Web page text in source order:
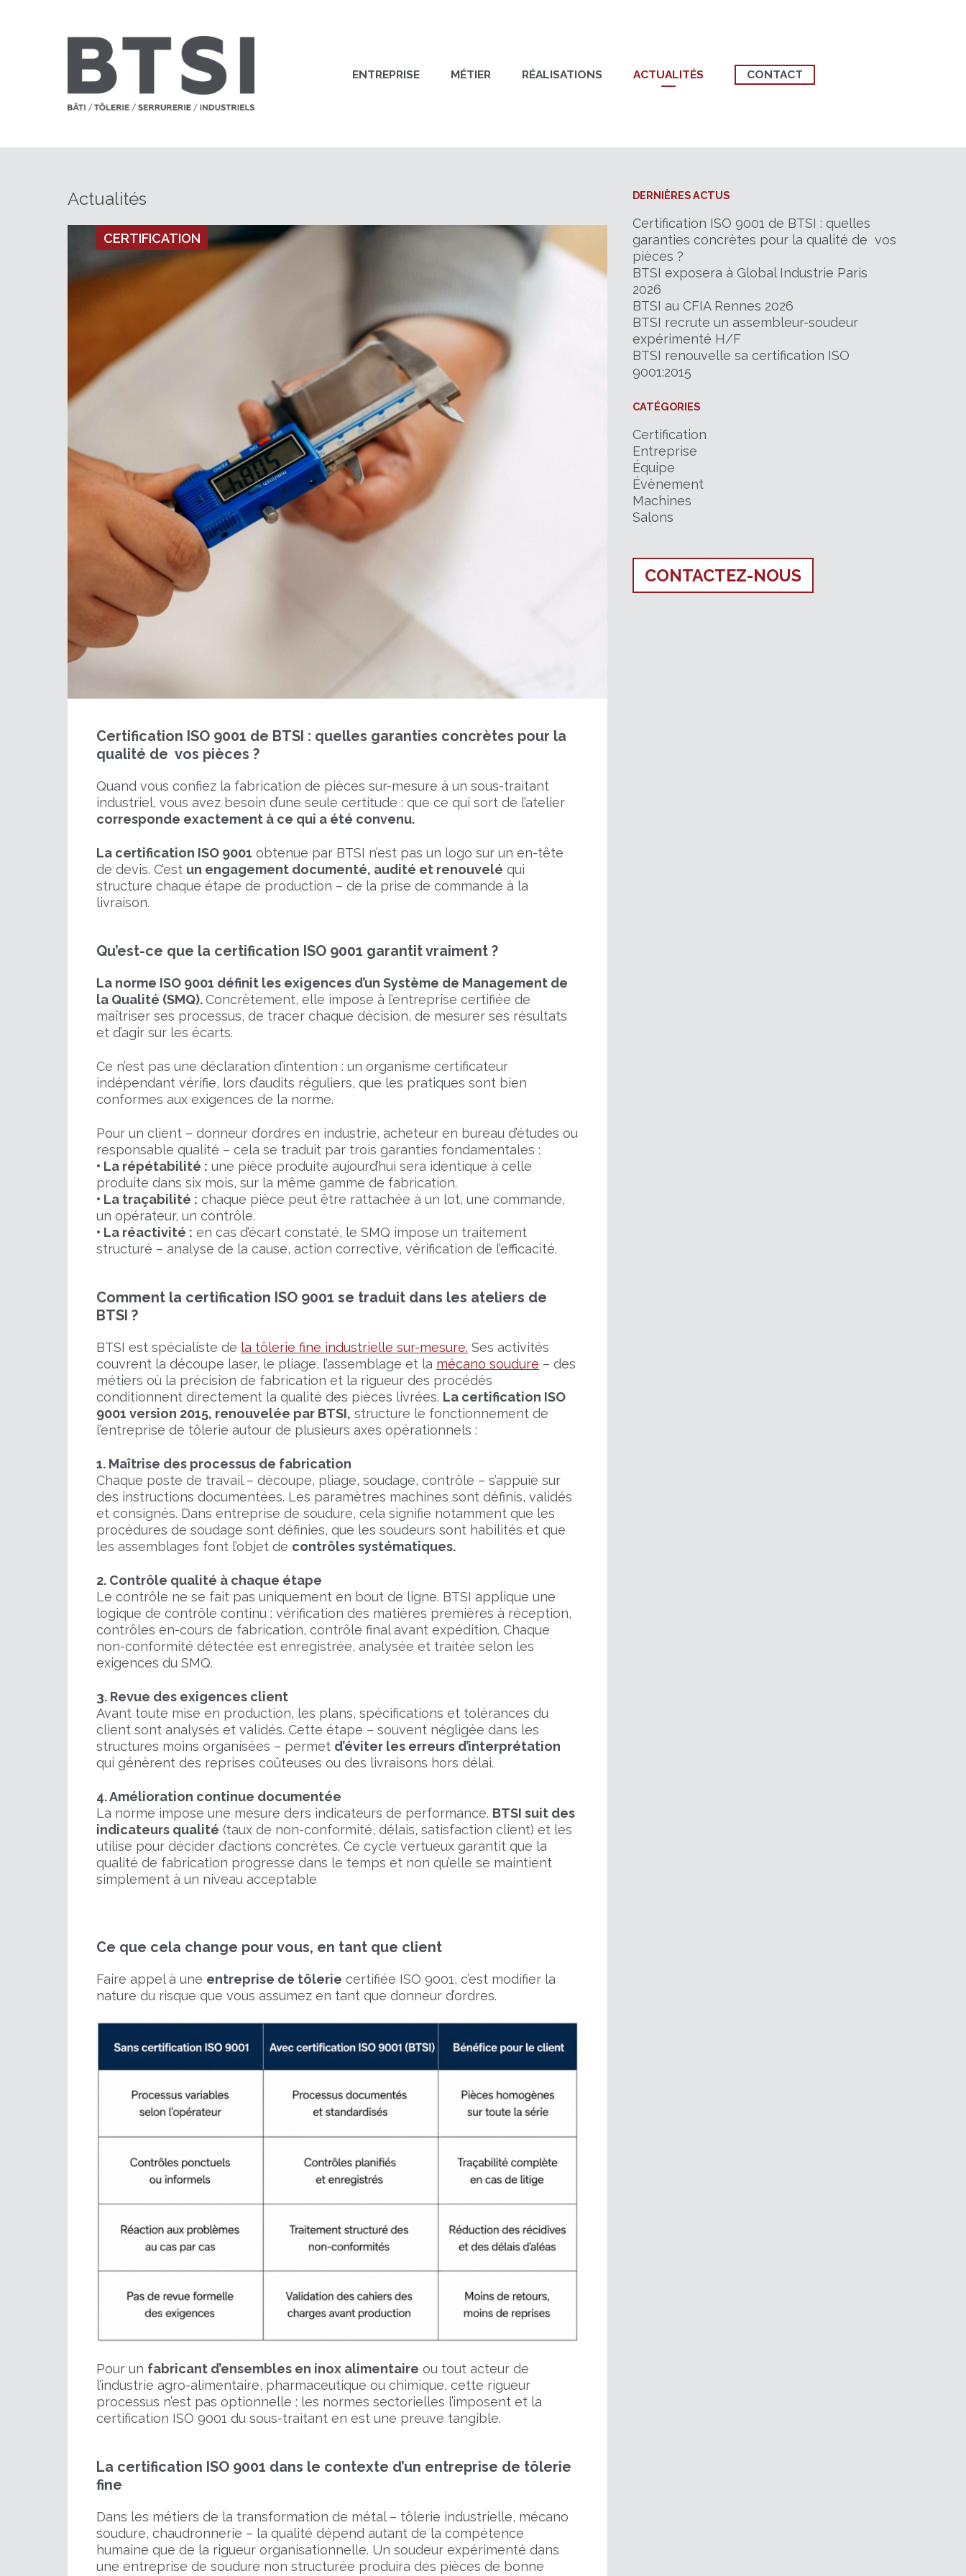
ENTREPRISE MÉTIER RÉALISATIONS ACTUALITÉS CONTACT
Actualités
CERTIFICATION
Certification ISO 9001 de BTSI : quelles garanties concrètes pour la
qualité de vos pièces ?
Quand vous confiez la fabrication de pièces sur-mesure à un sous-traitant
industriel, vous avez besoin d’une seule certitude : que ce qui sort de l’atelier
corresponde exactement à ce qui a été convenu.
La certification ISO 9001 obtenue par BTSI n’est pas un logo sur un en-tête
de devis. C’est un engagement documenté, audité et renouvelé qui
structure chaque étape de production – de la prise de commande à la
livraison.
Qu’est-ce que la certification ISO 9001 garantit vraiment ?
La norme ISO 9001 définit les exigences d’un Système de Management de
la Qualité (SMQ).Concrètement, elle impose à l’entreprise certifiée de
maîtriser ses processus, de tracer chaque décision, de mesurer ses résultats
et d’agir sur les écarts.
Ce n’est pas une déclaration d’intention : un organisme certificateur
indépendant vérifie, lors d’audits réguliers, que les pratiques sont bien
conformes aux exigences de la norme.
Pour un client – donneur d’ordres en industrie, acheteur en bureau d’études ou
responsable qualité – cela se traduit par trois garanties fondamentales :
• La répétabilité : une pièce produite aujourd’hui sera identique à celle
produite dans six mois, sur la même gamme de fabrication.
• La traçabilité : chaque pièce peut être rattachée à un lot, une commande,
un opérateur, un contrôle.
• La réactivité : en cas d’écart constaté, le SMQ impose un traitement
structuré – analyse de la cause, action corrective, vérification de l’efficacité.
Comment la certification ISO 9001 se traduit dans les ateliers de
BTSI ?
BTSI est spécialiste de la tôlerie fine industrielle sur-mesure. Ses activités
couvrent la découpe laser, le pliage, l’assemblage et la mécano soudure – des
métiers où la précision de fabrication et la rigueur des procédés
conditionnent directement la qualité des pièces livrées. La certification ISO
9001 version 2015, renouvelée par BTSI, structure le fonctionnement de
l’entreprise de tôlerie autour de plusieurs axes opérationnels :
1. Maîtrise des processus de fabrication
Chaque poste de travail – découpe, pliage, soudage, contrôle – s’appuie sur
des instructions documentées. Les paramètres machines sont définis, validés
et consignés. Dans entreprise de soudure, cela signifie notamment que les
procédures de soudage sont définies, que les soudeurs sont habilités et que
les assemblages font l’objet de contrôles systématiques.
2. Contrôle qualité à chaque étape
Le contrôle ne se fait pas uniquement en bout de ligne. BTSI applique une
logique de contrôle continu : vérification des matières premières à réception,
contrôles en-cours de fabrication, contrôle final avant expédition. Chaque
non-conformité détectée est enregistrée, analysée et traitée selon les
exigences du SMQ.
3. Revue des exigences client
Avant toute mise en production, les plans, spécifications et tolérances du
client sont analysés et validés. Cette étape – souvent négligée dans les
structures moins organisées – permet d’éviter les erreurs d’interprétation
qui génèrent des reprises coûteuses ou des livraisons hors délai.
4. Amélioration continue documentée
La norme impose une mesure ders indicateurs de performance. BTSI suit des
indicateurs qualité (taux de non-conformité, délais, satisfaction client) et les
utilise pour décider d’actions concrètes. Ce cycle vertueux garantit que la
qualité de fabrication progresse dans le temps et non qu’elle se maintient
simplement à un niveau acceptable
Ce que cela change pour vous, en tant que client
Faire appel à une entreprise de tôlerie certifiée ISO 9001, c’est modifier la
nature du risque que vous assumez en tant que donneur d’ordres.
Pour un fabricant d’ensembles en inox alimentaire ou tout acteur de
l’industrie agro-alimentaire, pharmaceutique ou chimique, cette rigueur
processus n’est pas optionnelle : les normes sectorielles l’imposent et la
certification ISO 9001 du sous-traitant en est une preuve tangible.
La certification ISO 9001 dans le contexte d’un entreprise de tôlerie
fine
Dans les métiers de la transformation de métal – tôlerie industrielle, mécano
soudure, chaudronnerie – la qualité dépend autant de la compétence
humaine que de la rigueur organisationnelle. Un soudeur expérimenté dans
une entreprise de soudure non structurée produira des pièces de bonne
DERNIÈRES ACTUS
Certification ISO 9001 de BTSI : quelles
garanties concrètes pour la qualité de vos
pièces ?
BTSI exposera à Global Industrie Paris
2026
BTSI au CFIA Rennes 2026
BTSI recrute un assembleur-soudeur
expérimenté H/F
BTSI renouvelle sa certification ISO
9001:2015
CATÉGORIES
Certification
Entreprise
Équipe
Évènement
Machines
Salons
CONTACTEZ-NOUS